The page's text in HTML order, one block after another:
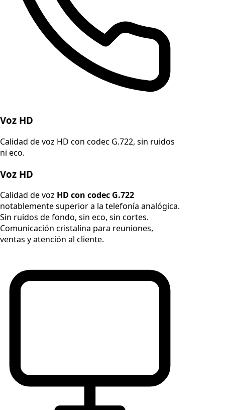
Voz HD
Calidad de voz HD con codec G.722, sin ruidos
ni eco.
Voz HD
Calidad de voz HD con codec G.722
notablemente superior a la telefonía analógica.
Sin ruidos de fondo, sin eco, sin cortes.
Comunicación cristalina para reuniones,
ventas y atención al cliente.